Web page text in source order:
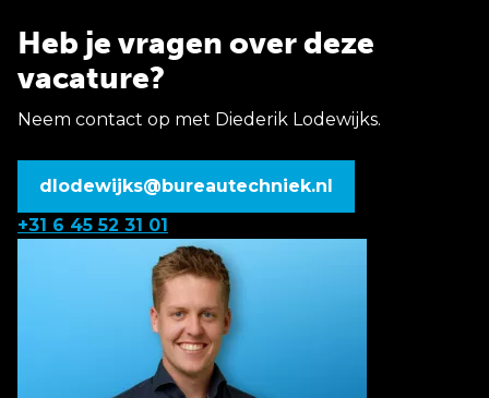
Heb je vragen over deze
vacature?
Neem contact op met Diederik Lodewijks.
dlodewijks@bureautechniek.nl
+31 6 45 52 31 01